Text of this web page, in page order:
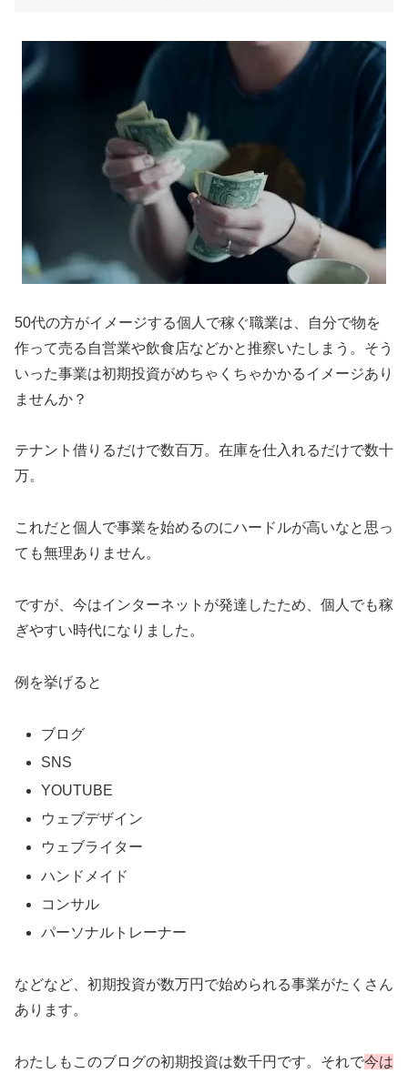
50代の方がイメージする個人で稼ぐ職業は、自分で物を
作って売る自営業や飲食店などかと推察いたしまう。そう
いった事業は初期投資がめちゃくちゃかかるイメージあり
ませんか？
テナント借りるだけで数百万。在庫を仕入れるだけで数十
万。
これだと個人で事業を始めるのにハードルが高いなと思っ
ても無理ありません。
ですが、今はインターネットが発達したため、個人でも稼
ぎやすい時代になりました。
例を挙げると
ブログ
SNS
YOUTUBE
ウェブデザイン
ウェブライター
ハンドメイド
コンサル
パーソナルトレーナー
などなど、初期投資が数万円で始められる事業がたくさん
あります。
わたしもこのブログの初期投資は数千円です。それで今は